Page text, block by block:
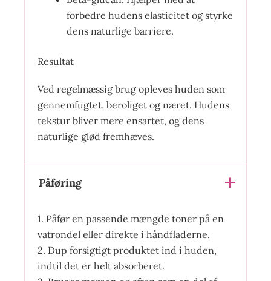
forbedre hudens elasticitet og styrke
dens naturlige barriere.
Resultat
Ved regelmæssig brug opleves huden som
gennemfugtet, beroliget og næret. Hudens
tekstur bliver mere ensartet, og dens
naturlige glød fremhæves.
Påføring
1. Påfør en passende mængde toner på en
vatrondel eller direkte i håndfladerne.
2. Dup forsigtigt produktet ind i huden,
indtil det er helt absorberet.